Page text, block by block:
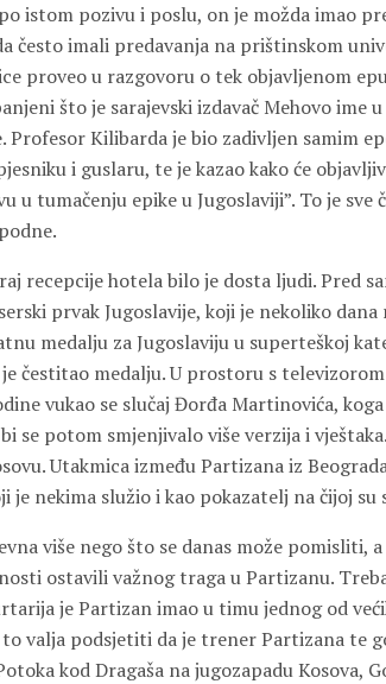
istom pozivu i poslu, on je možda imao
često imali predavanja na prištinskom
proveo u razgovoru o tek objavljenom
što je sarajevski izdavač Mehovo ime
Profesor Kilibarda je bio zadivljen samim
i guslaru, te je kazao kako će
u tumačenju epike u Jugoslaviji”. To je sve
recepcije hotela bilo je dosta ljudi. Pred
prvak Jugoslavije, koji je nekoliko
medalju za Jugoslaviju u superteškoj
čestitao medalju. U prostoru s
vukao se slučaj Đorđa Martinovića,
se potom smjenjivalo više verzija i
Utakmica između Partizana iz
je nekima služio i kao pokazatelj na čijoj su
više nego što se danas može pomisliti,
ostavili važnog traga u Partizanu.
je Partizan imao u timu jednog od
valja podsjetiti da je trener Partizana te
kod Dragaša na jugozapadu Kosova,